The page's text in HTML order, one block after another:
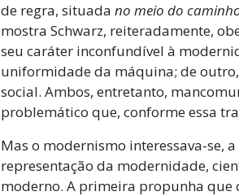
de regra, situada no meio do
mostra Schwarz, reiteradamente,
seu caráter inconfundível à
uniformidade da máquina; de
social. Ambos, entretanto,
problemático que, conforme essa
Mas o modernismo interessava-se,
representação da modernidade,
moderno. A primeira propunha que